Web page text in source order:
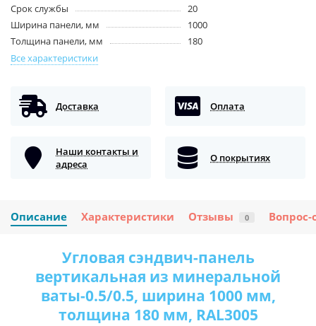
Срок службы
20
Ширина панели, мм
1000
Толщина панели, мм
180
Все характеристики
Доставка Оплата
Наши контакты и
адреса
О покрытиях
Описание Характеристики Отзывы 0 Вопрос-
Угловая сэндвич-панель
вертикальная из минеральной
ваты-0.5/0.5, ширина 1000 мм,
толщина 180 мм, RAL3005